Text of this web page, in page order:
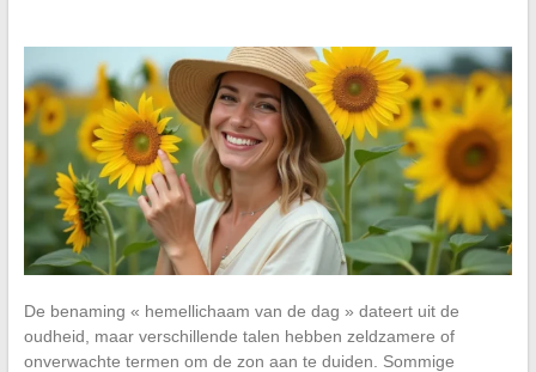
De benaming « hemellichaam van de dag » dateert uit de
oudheid, maar verschillende talen hebben zeldzamere of
onverwachte termen om de zon aan te duiden. Sommige